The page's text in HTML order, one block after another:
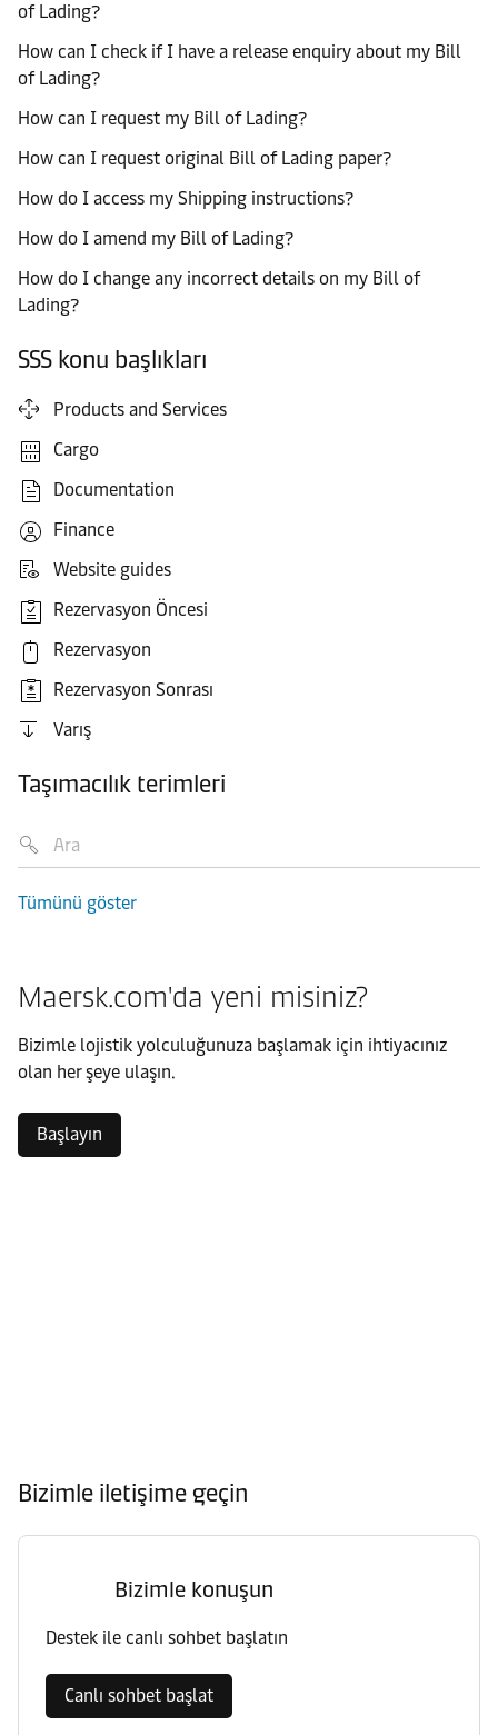
of Lading?
How can I check if I have a release enquiry about my Bill
of Lading?
How can I request my Bill of Lading?
How can I request original Bill of Lading paper?
How do I access my Shipping instructions?
How do I amend my Bill of Lading?
How do I change any incorrect details on my Bill of
Lading?
SSS konu başlıkları
Products and Services
Cargo
Documentation
Finance
Website guides
Rezervasyon Öncesi
Rezervasyon
Rezervasyon Sonrası
Varış
Taşımacılık terimleri
Tümünü göster
Maersk.com'da yeni misiniz?
Bizimle lojistik yolculuğunuza başlamak için ihtiyacınız
olan her şeye ulaşın.
Başlayın
Bizimle iletişime geçin
Bizimle konuşun
Destek ile canlı sohbet başlatın
Canlı sohbet başlat